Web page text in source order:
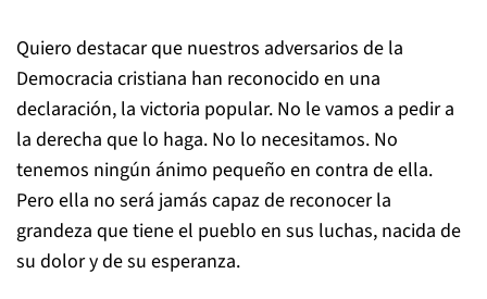
Quiero destacar que nuestros adversarios de la
Democracia cristiana han reconocido en una
declaración, la victoria popular. No le vamos a pedir a
la derecha que lo haga. No lo necesitamos. No
tenemos ningún ánimo pequeño en contra de ella.
Pero ella no será jamás capaz de reconocer la
grandeza que tiene el pueblo en sus luchas, nacida de
su dolor y de su esperanza.